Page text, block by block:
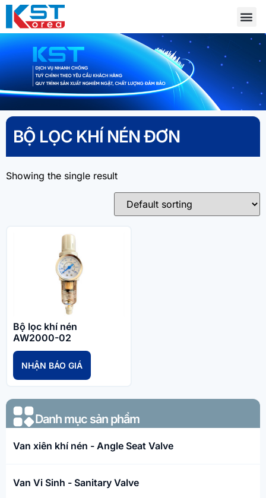
Danh mục sản phẩm​
Van xiên khí nén - Angle Seat Valve
Van Vi Sinh - Sanitary Valve
BỘ LỌC KHÍ NÉN ĐƠN
Showing the single result
Bộ lọc khí nén
AW2000-02
NHẬN BÁO GIÁ